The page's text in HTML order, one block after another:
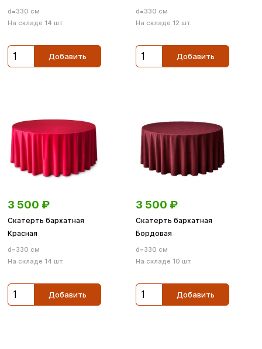
d=330 см
На складе 14 шт.
Добавить
d=330 см
На складе 12 шт.
Добавить
3 500 ₽
Скатерть бархатная
Красная
d=330 см
На складе 14 шт.
Добавить
3 500 ₽
Скатерть бархатная
Бордовая
d=330 см
На складе 10 шт.
Добавить